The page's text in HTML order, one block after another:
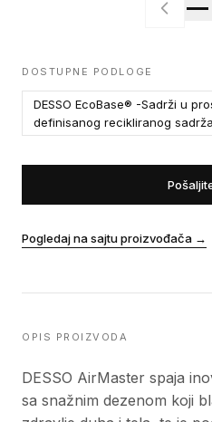
DOSTUPNE PODLOGE
DESSO EcoBase® -Sadrži u
definisanog recikliranog
Pogledaj na sajtu proizvođača →
OPIS PROIZVODA
DESSO AirMaster spaja
sa snažnim dezenom koji